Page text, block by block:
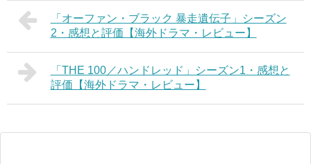
「オーファン・ブラック 暴走遺伝子」シーズン
2・感想と評価【海外ドラマ・レビュー】
「THE 100／ハンドレッド」シーズン1・感想と
評価【海外ドラマ・レビュー】